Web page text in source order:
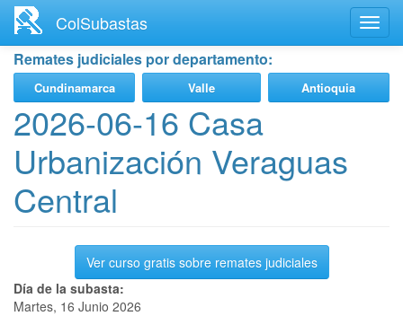
contenido
principal
ColSubastas
Remates judiciales por departamento:
Cundinamarca Valle Antioquia
2026-06-16 Casa
Urbanización Veraguas
Central
Ver curso gratis sobre remates judiciales
Día de la subasta:
Martes, 16 Junio 2026